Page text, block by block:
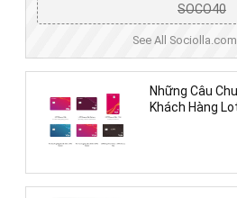
SOCO40
See All
Những Câu
Khách Hàng